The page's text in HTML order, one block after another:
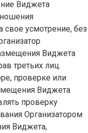
Виджета
свое усмотрение, без
Виджета
третьих лиц.
проверке или
Виджета
проверку
Организатором
Виджета,